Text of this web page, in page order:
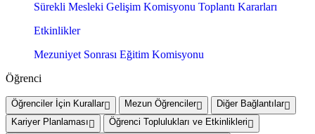
Sürekli Mesleki Gelişim Komisyonu Toplantı Kararları
Etkinlikler
Mezuniyet Sonrası Eğitim Komisyonu
Öğrenci
Öğrenciler İçin Kurallar Mezun Öğrenciler
Diğer Bağlantılar
Kariyer Planlaması
Öğrenci Toplulukları ve Etkinlikleri